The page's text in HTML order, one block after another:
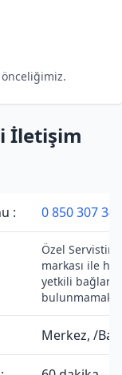
İletişim
: 0 850 307 34
Özel Servistir.
markası ile
yetkili
Merkez, /